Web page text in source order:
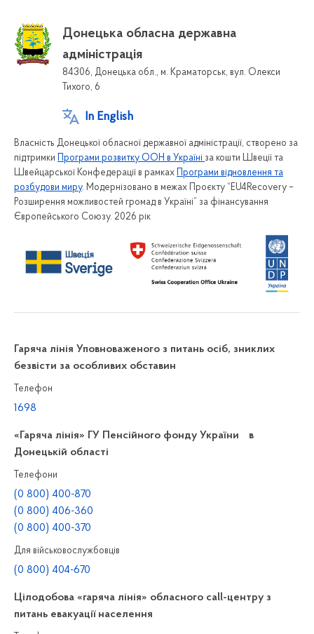
Донецька обласна державна
адміністрація
84306, Донецька обл., м. Краматорськ, вул. Олекси
Тихого, 6
In English
Власність Донецької обласної державної адміністрації, створено за
підтримки Програми розвитку ООН в Україні за кошти Швеції та
Швейцарської Конфедерації в рамках Програми відновлення та
розбудови миру. Модернізовано в межах Проєкту “EU4Recovery –
Розширення можливостей громад в Україні” за фінансування
Європейського Союзу. 2026 рік
Гаряча лінія Уповноваженого з питань осіб, зниклих
безвісти за особливих обставин
Телефон
1698
«Гаряча лінія» ГУ Пенсійного фонду України в
Донецькій області
Телефони
(0 800) 400-870
(0 800) 406-360
(0 800) 400-370
Для військовослужбовців
(0 800) 404-670
Цілодобова «гаряча лінія» обласного call-центру з
питань евакуації населення